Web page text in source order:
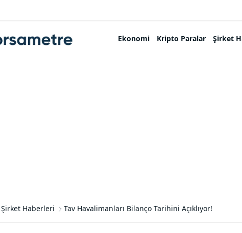
Ekonomi Kripto Paralar Şirket
Şirket Haberleri Tav Havalimanları Bilanço Tarihini Açıklıyor!